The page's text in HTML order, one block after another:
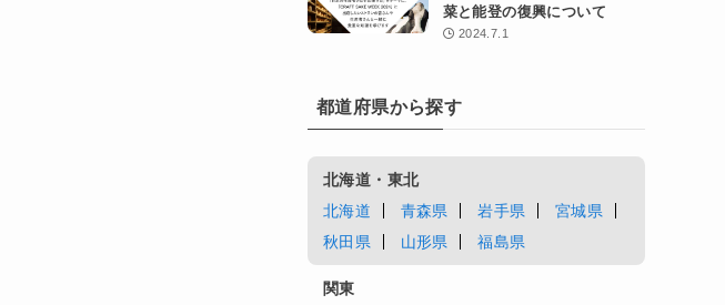
菜と能登の復興について
2024.7.1
都道府県から探す
北海道・東北
北海道
青森県 岩手県
宮城県
秋田県
山形県 福島県
関東